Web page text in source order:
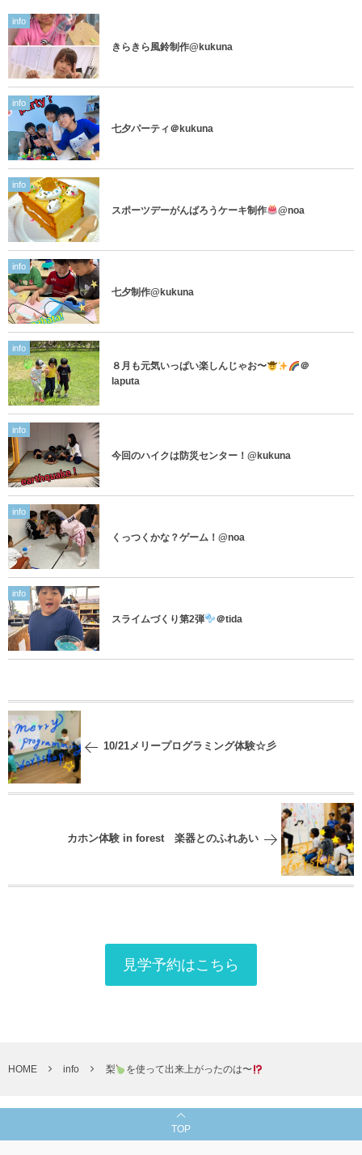
info
きらきら風鈴制作@kukuna
info
七夕パーティ＠kukuna
info
スポーツデーがんばろうケーキ制作 @noa
info
七夕制作@kukuna
info
８月も元気いっぱい楽しんじゃお〜
＠
laputa
info
今回のハイクは防災センター！@kukuna
info
くっつくかな？ゲーム！@noa
info
スライムづくり第2弾 ＠tida
10/21メリープログラミング体験☆彡
カホン体験 in forest 楽器とのふれあい
見学予約はこちら
HOME info 梨 を使って出来上がったのは〜
TOP